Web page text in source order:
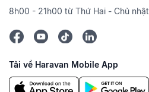
8h00 - 21h00 từ Thứ Hai - Chủ nhật
Tải về Haravan Mobile App